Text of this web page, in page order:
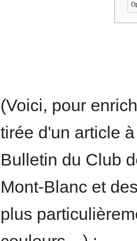
(Voici, pour
tirée d'un article
Bulletin du Club
Mont-Blanc et
plus